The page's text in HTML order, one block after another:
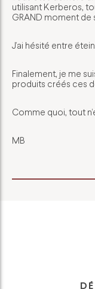
utilisant Kerberos,
GRAND moment
J’ai hésité entre
Finalement, je me
produits créés ces
Comme quoi, tout
MB